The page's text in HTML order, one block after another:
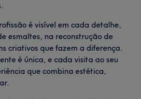
é visível em cada detalhe,
esmaltes, na reconstrução de
criativos que fazem a diferença.
é única, e cada visita ao seu
que combina estética,